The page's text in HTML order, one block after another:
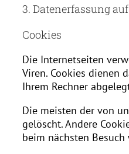
3. Datenerfassung
Cookies
Die Internetseiten
Viren. Cookies dienen
Ihrem Rechner
Die meisten der von
gelöscht. Andere
beim nächsten